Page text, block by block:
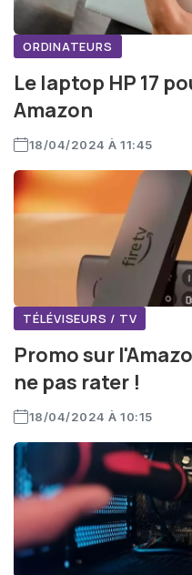
ORDINATEURS
Le laptop HP 17
Amazon
18/04/2024 À 11:45
TÉLÉVISEURS / TV
Promo sur
ne pas rater !
18/04/2024 À 10:15